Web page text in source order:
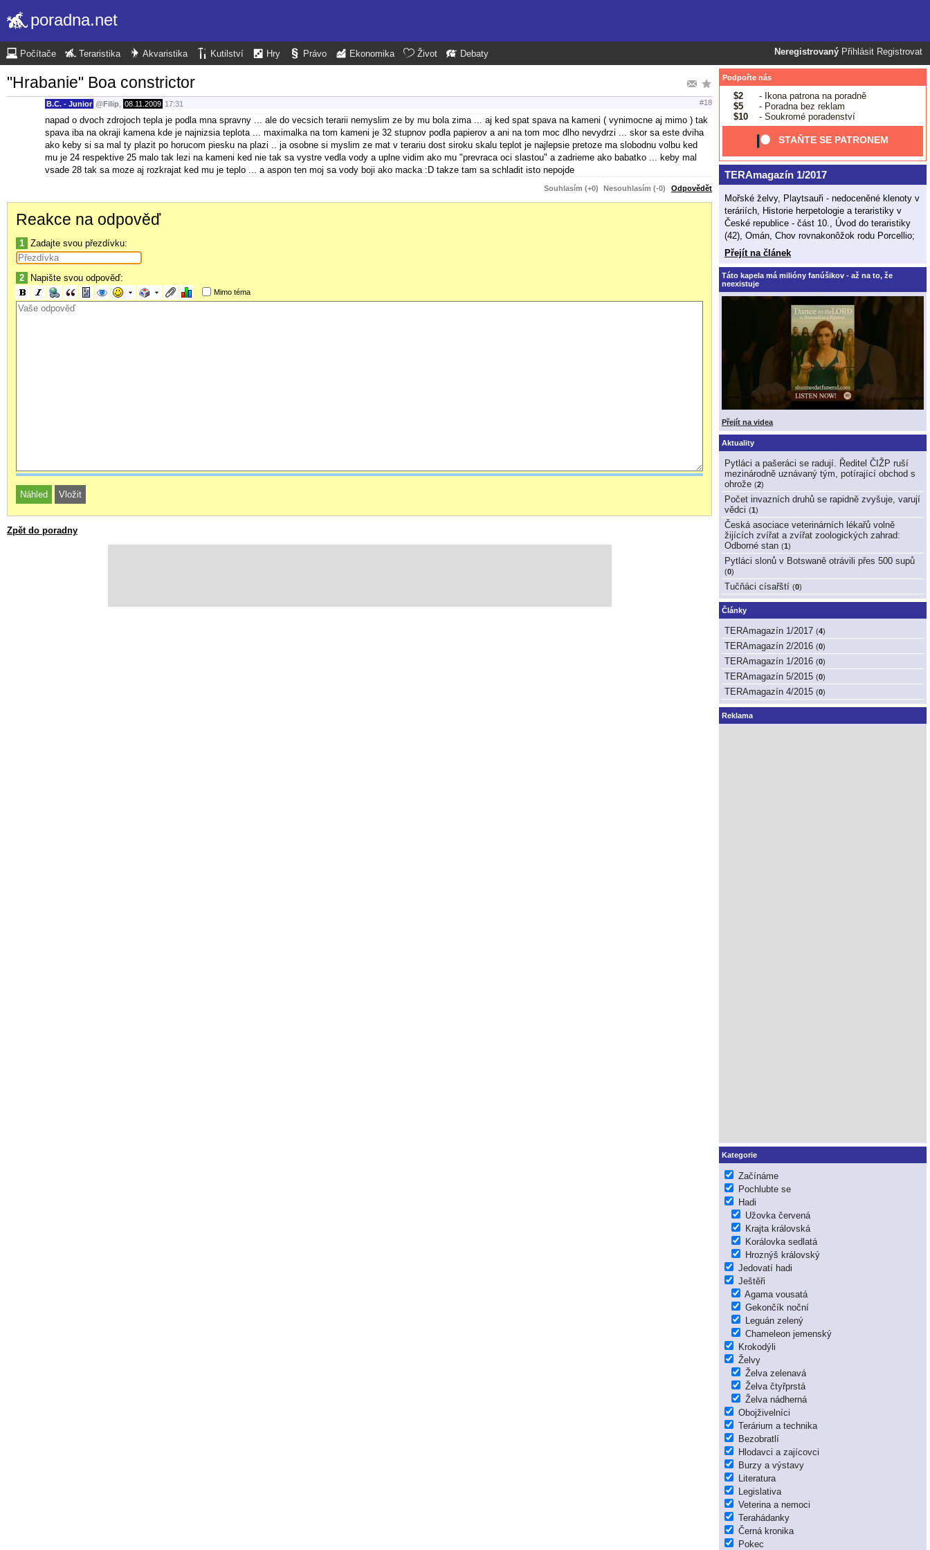
poradna.net
Neregistrovaný Přihlásit Registrovat
Počítače Teraristika Akvaristika Kutilství Hry Právo Ekonomika Život Debaty
"Hrabanie" Boa constrictor
B.C. - Junior @Filip 08.11.2009 17:31 #18
napad o dvoch zdrojoch tepla je podla mna spravny ... ale do vecsich terarii nemyslim ze by mu bola zima ... aj ked spat spava na kameni ( vynimocne aj mimo ) tak
spava iba na okraji kamena kde je najnizsia teplota ... maximalka na tom kameni je 32 stupnov podla papierov a ani na tom moc dlho nevydrzi ... skor sa este dviha
ako keby si sa mal ty plazit po horucom piesku na plazi .. ja osobne si myslim ze mat v terariu dost siroku skalu teplot je najlepsie pretoze ma slobodnu volbu ked
mu je 24 respektive 25 malo tak lezi na kameni ked nie tak sa vystre vedla vody a uplne vidim ako mu "prevraca oci slastou" a zadrieme ako babatko ... keby mal
vsade 28 tak sa moze aj rozkrajat ked mu je teplo ... a aspon ten moj sa vody boji ako macka :D takze tam sa schladit isto nepojde
Souhlasím (+0) Nesouhlasím (-0) Odpovědět
Reakce na odpověď
1 Zadajte svou přezdívku:
2 Napište svou odpověď:
Mimo téma
Zpět do poradny
Podpořte nás
$2
- Ikona patrona na poradně
$5
- Poradna bez reklam
$10
- Soukromé poradenství
STAŇTE SE PATRONEM
TERAmagazín 1/2017
Mořské želvy, Playtsauři - nedoceněné klenoty v
teráriích, Historie herpetologie a teraristiky v
České republice - část 10., Úvod do teraristiky
(42), Omán, Chov rovnakonôžok rodu Porcellio;
Přejít na článek
Táto kapela má milióny fanúšikov - až na to, že
neexistuje
Přejít na videa
Aktuality
Pytláci a pašeráci se radují. Ředitel ČIŽP ruší
mezinárodně uznávaný tým, potírající obchod s
ohrože (2)
Počet invazních druhů se rapidně zvyšuje, varují
vědci (1)
Česká asociace veterinárních lékařů volně
žijících zvířat a zvířat zoologických zahrad:
Odborné stan (1)
Pytláci slonů v Botswaně otrávili přes 500 supů
(0)
Tučňáci císařští (0)
Články
TERAmagazín 1/2017 (4)
TERAmagazín 2/2016 (0)
TERAmagazín 1/2016 (0)
TERAmagazín 5/2015 (0)
TERAmagazín 4/2015 (0)
Reklama
Kategorie
Začínáme
Pochlubte se
Hadi
Užovka červená
Krajta královská
Korálovka sedlatá
Hroznýš královský
Jedovatí hadi
Ještěři
Agama vousatá
Gekončík noční
Leguán zelený
Chameleon jemenský
Krokodýli
Želvy
Želva zelenavá
Želva čtyřprstá
Želva nádherná
Obojživelníci
Terárium a technika
Bezobratlí
Hlodavci a zajícovci
Burzy a výstavy
Literatura
Legislativa
Veterina a nemoci
Terahádanky
Černá kronika
Pokec